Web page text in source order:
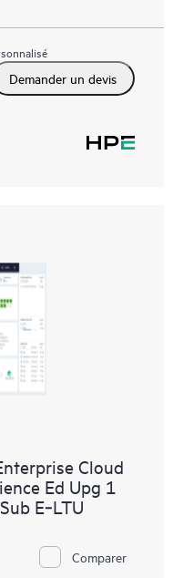
Demander un devis
Cloud
Ed Upg 1
E‑LTU
Comparer